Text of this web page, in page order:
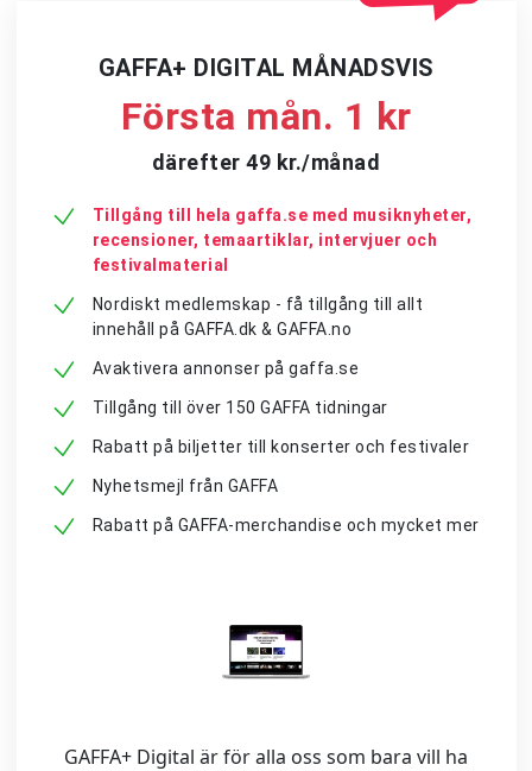
GAFFA+ DIGITAL MÅNADSVIS
Första mån. 1 kr
därefter 49 kr./månad
Tillgång till hela gaffa.se med musiknyheter,
recensioner, temaartiklar, intervjuer och
festivalmaterial
Nordiskt medlemskap - få tillgång till allt
innehåll på GAFFA.dk & GAFFA.no
Avaktivera annonser på gaffa.se
Tillgång till över 150 GAFFA tidningar
Rabatt på biljetter till konserter och festivaler
Nyhetsmejl från GAFFA
Rabatt på GAFFA-merchandise och mycket mer
GAFFA+ Digital är för alla oss som bara vill ha